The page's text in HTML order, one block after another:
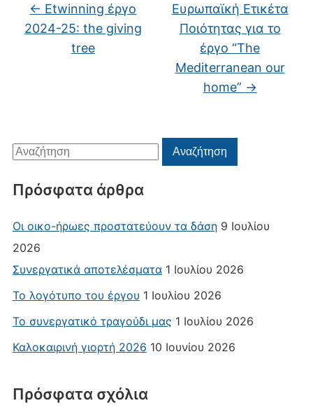
Αναζήτηση
για:
Αναζήτηση
Πρόσφατα άρθρα
Οι οικο-ήρωες προστατεύουν τα δάση 9 Ιουλίου
2026
Συνεργατικά αποτελέσματα 1 Ιουλίου 2026
Το λογότυπο του έργου 1 Ιουλίου 2026
Το συνεργατικό τραγούδι μας 1 Ιουλίου 2026
Καλοκαιρινή γιορτή 2026 10 Ιουνίου 2026
Πρόσφατα σχόλια
← Etwinning έργο
2024-25: the giving
tree
Ευρωπαϊκή Ετικέτα
Ποιότητας για το
έργο “The
Mediterranean our
home” →